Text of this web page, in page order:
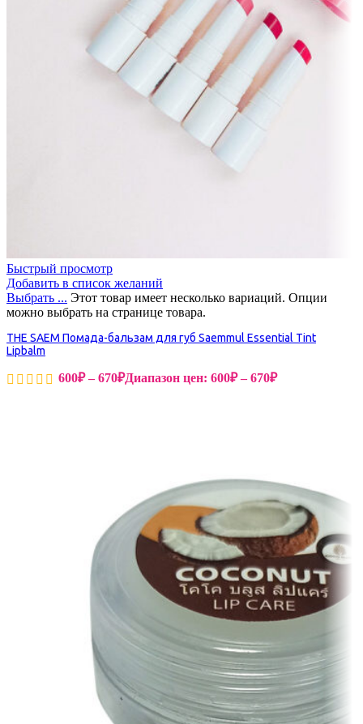
Быстрый просмотр
Добавить в список желаний
Выбрать ... Этот товар имеет несколько вариаций. Опции
можно выбрать на странице товара.
THE SAEM Помада-бальзам для губ Saemmul Essential Tint
Lipbalm
600₽ – 670₽Диапазон цен: 600₽ – 670₽